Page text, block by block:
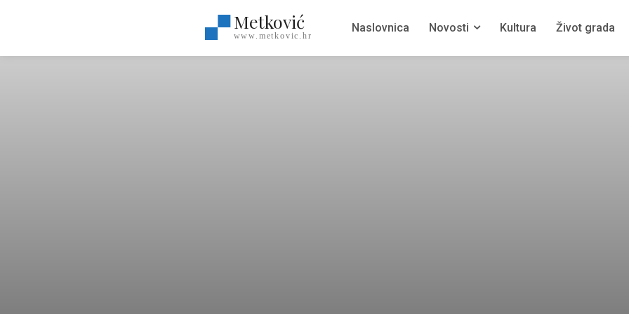
Metković
www.metkovic.hr
Naslovnica Novosti Kultura Život grada